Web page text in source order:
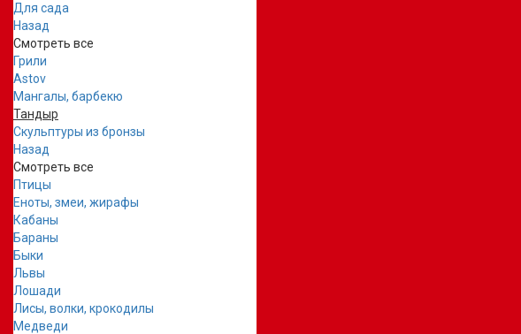
Для сада
Назад
Смотреть все
Грили
Astov
Мангалы, барбекю
Тандыр
Скульптуры из бронзы
Назад
Смотреть все
Птицы
Еноты, змеи, жирафы
Кабаны
Бараны
Быки
Львы
Лошади
Лисы, волки, крокодилы
Медведи